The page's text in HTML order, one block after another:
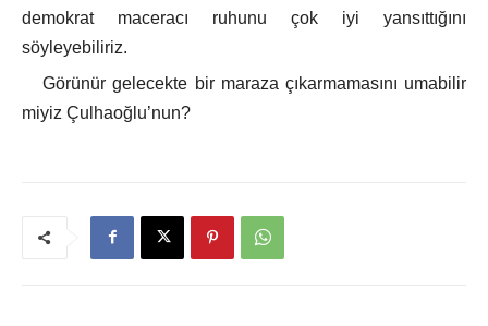
demokrat maceracı ruhunu çok iyi yansıttığını
söyleyebiliriz.
Görünür gelecekte bir maraza çıkarmamasını umabilir
miyiz Çulhaoğlu’nun?